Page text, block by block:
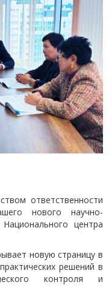
ответственности
нового научно-
центра
новую страницу в
решений в
контроля и